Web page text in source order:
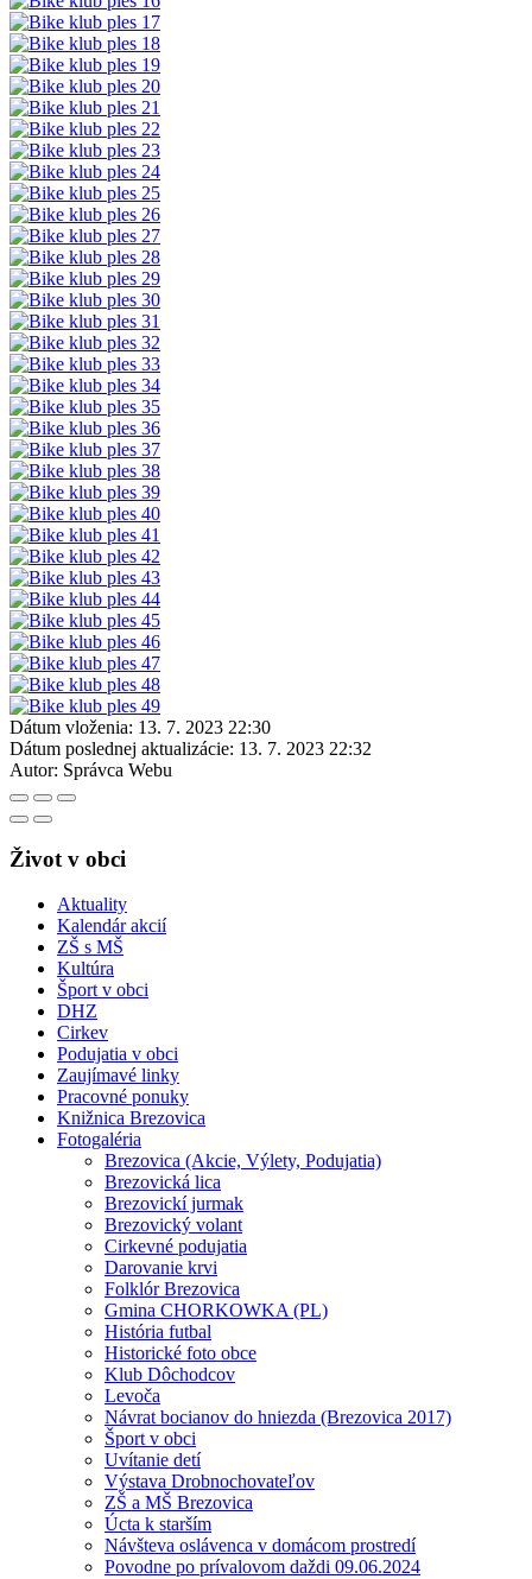
Dátum vloženia: 13. 7. 2023 22:30
Dátum poslednej aktualizácie: 13. 7. 2023 22:32
Autor: Správca Webu
Život v obci
Aktuality
Kalendár akcií
ZŠ s MŠ
Kultúra
Šport v obci
DHZ
Cirkev
Podujatia v obci
Zaujímavé linky
Pracovné ponuky
Knižnica Brezovica
Fotogaléria
Brezovica (Akcie, Výlety, Podujatia)
Brezovická lica
Brezovickí jurmak
Brezovický volant
Cirkevné podujatia
Darovanie krvi
Folklór Brezovica
Gmina CHORKOWKA (PL)
História futbal
Historické foto obce
Klub Dôchodcov
Levoča
Návrat bocianov do hniezda (Brezovica 2017)
Šport v obci
Uvítanie detí
Výstava Drobnochovateľov
ZŠ a MŠ Brezovica
Úcta k starším
Návšteva oslávenca v domácom prostredí
Povodne po prívalovom daždi 09.06.2024